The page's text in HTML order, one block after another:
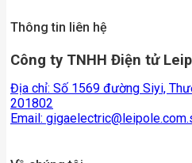
Thông tin liên hệ
Công ty TNHH Điện tử
Địa chỉ: Số 1569 đường Siyi,
201802
Email: